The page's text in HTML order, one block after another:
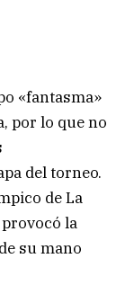
«fantasma»
por lo que no
del torneo.
de La
la
su mano